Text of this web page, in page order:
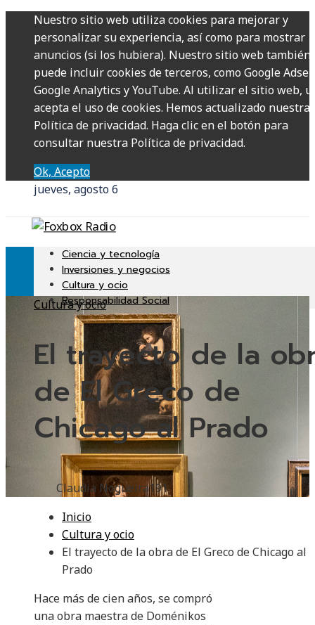
Nuestro sitio web utiliza cookies para mejorar y
personalizar su experiencia, así como para mostrar
anuncios (si los hubiera). Nuestro sitio web también
puede incluir cookies de terceros, como Google
Google Analytics y YouTube. Al utilizar el sitio web,
acepta el uso de cookies. Hemos actualizado nuestra
Política de privacidad. Haga clic en el botón para
consultar nuestra Política de privacidad.
Ok, Acepto
jueves, agosto 6
Ciencia y tecnología
Inversiones y negocios
Cultura y ocio
Responsabilidad Social
Cultura y ocio
El trayecto de la
de El Greco de
Chicago al Prado
Claudia Nogueira191
Inicio
Cultura y ocio
El trayecto de la obra de El Greco de Chicago al
Prado
Hace más de cien años, se compró
una obra maestra de Doménikos